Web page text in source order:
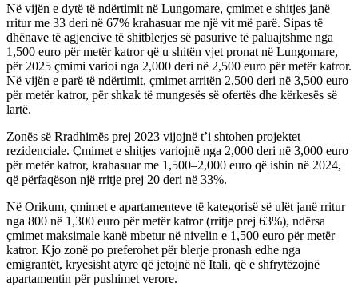
Në vijën e dytë të ndërtimit në Lungomare, çmimet e shitjes janë
rritur me 33 deri në 67% krahasuar me një vit më parë. Sipas të
dhënave të agjencive të shitblerjes së pasurive të paluajtshme nga
1,500 euro për metër katror që u shitën vjet pronat në Lungomare,
për 2025 çmimi varioi nga 2,000 deri në 2,500 euro për metër katror.
Në vijën e parë të ndërtimit, çmimet arritën 2,500 deri në 3,500 euro
për metër katror, për shkak të mungesës së ofertës dhe kërkesës së
lartë.
Zonës së Rradhimës prej 2023 vijojnë t’i shtohen projektet
rezidenciale. Çmimet e shitjes variojnë nga 2,000 deri në 3,000 euro
për metër katror, krahasuar me 1,500–2,000 euro që ishin në 2024,
që përfaqëson një rritje prej 20 deri në 33%.
Në Orikum, çmimet e apartamenteve të kategorisë së ulët janë rritur
nga 800 në 1,300 euro për metër katror (rritje prej 63%), ndërsa
çmimet maksimale kanë mbetur në nivelin e 1,500 euro për metër
katror. Kjo zonë po preferohet për blerje pronash edhe nga
emigrantët, kryesisht atyre që jetojnë në Itali, që e shfrytëzojnë
apartamentin për pushimet verore.